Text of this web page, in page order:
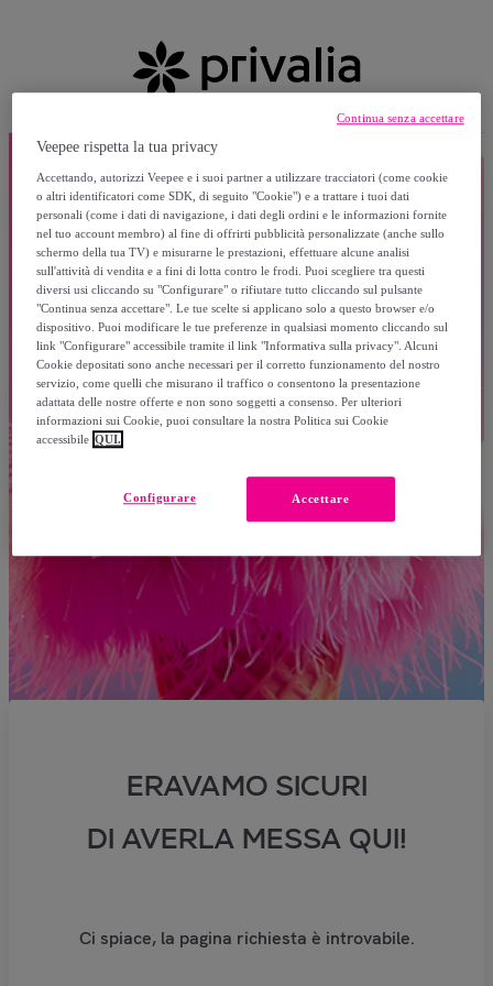
ERAVAMO SICURI
DI AVERLA MESSA QUI!
Ci spiace, la pagina richiesta è introvabile.
Veepee rispetta la tua privacy
Accettando, autorizzi Veepee e i suoi partner a utilizzare tracciatori (come cookie
o altri identificatori come SDK, di seguito "Cookie") e a trattare i tuoi dati
personali (come i dati di navigazione, i dati degli ordini e le informazioni fornite
nel tuo account membro) al fine di offrirti pubblicità personalizzate (anche sullo
schermo della tua TV) e misurarne le prestazioni, effettuare alcune analisi
sull'attività di vendita e a fini di lotta contro le frodi. Puoi scegliere tra questi
diversi usi cliccando su "Configurare" o rifiutare tutto cliccando sul pulsante
"Continua senza accettare". Le tue scelte si applicano solo a questo browser e/o
dispositivo. Puoi modificare le tue preferenze in qualsiasi momento cliccando sul
link "Configurare" accessibile tramite il link "Informativa sulla privacy". Alcuni
Cookie depositati sono anche necessari per il corretto funzionamento del nostro
servizio, come quelli che misurano il traffico o consentono la presentazione
adattata delle nostre offerte e non sono soggetti a consenso. Per ulteriori
informazioni sui Cookie, puoi consultare la nostra Politica sui Cookie
accessibile QUI.
Accettare
Configurare
Continua senza accettare